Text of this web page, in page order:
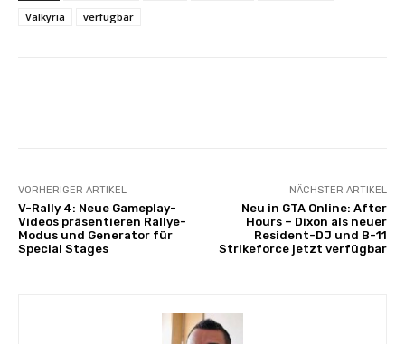
Valkyria
verfügbar
VORHERIGER ARTIKEL
V-Rally 4: Neue Gameplay-
Videos präsentieren Rallye-
Modus und Generator für
Special Stages
NÄCHSTER ARTIKEL
Neu in GTA Online: After
Hours – Dixon als neuer
Resident-DJ und B-11
Strikeforce jetzt verfügbar